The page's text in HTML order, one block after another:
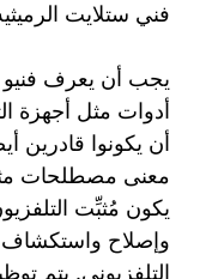
فني ستلايت
يجب أن يعرف فنيو
أدوات مثل أجهزة
أن يكونوا قادرين
يكون مُثبِّت
وإصلاح واستكشاف
التلفزيوني. يتم